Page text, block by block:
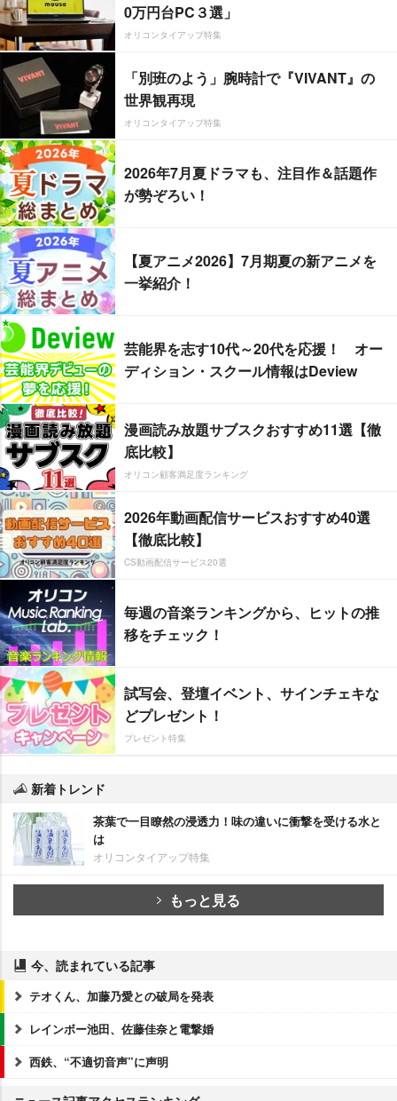
0万円台PC３選」
オリコンタイアップ特集
「別班のよう」腕時計で『VIVANT』の
世界観再現
オリコンタイアップ特集
2026年7月夏ドラマも、注目作＆話題作
が勢ぞろい！
【夏アニメ2026】7月期夏の新アニメを
一挙紹介！
芸能界を志す10代～20代を応援！ オー
ディション・スクール情報はDeview
漫画読み放題サブスクおすすめ11選【徹
底比較】
オリコン顧客満足度ランキング
2026年動画配信サービスおすすめ40選
【徹底比較】
CS動画配信サービス20選
毎週の音楽ランキングから、ヒットの推
移をチェック！
試写会、登壇イベント、サインチェキな
どプレゼント！
プレゼント特集
新着トレンド
茶葉で一目瞭然の浸透力！味の違いに衝撃を受ける水と
は
オリコンタイアップ特集
もっと見る
今、読まれている記事
テオくん、加藤乃愛との破局を発表
レインボー池田、佐藤佳奈と電撃婚
西鉄、“不適切音声”に声明